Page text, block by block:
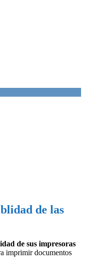
de las
de sus impresoras
imprimir documentos